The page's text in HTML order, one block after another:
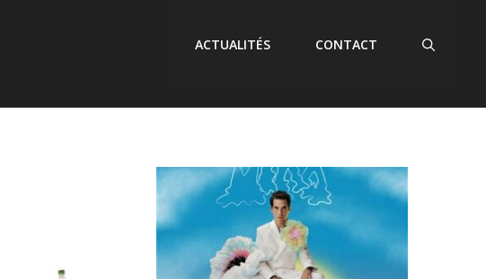
ACTUALITÉS CONTACT